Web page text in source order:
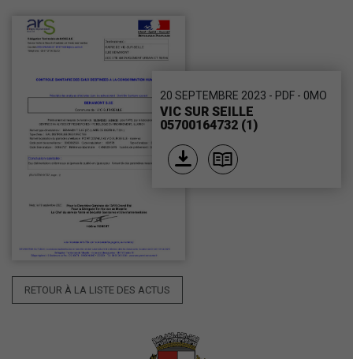
20 SEPTEMBRE 2023 - PDF - 0MO
VIC SUR SEILLE
05700164732 (1)
RETOUR À LA LISTE DES ACTUS